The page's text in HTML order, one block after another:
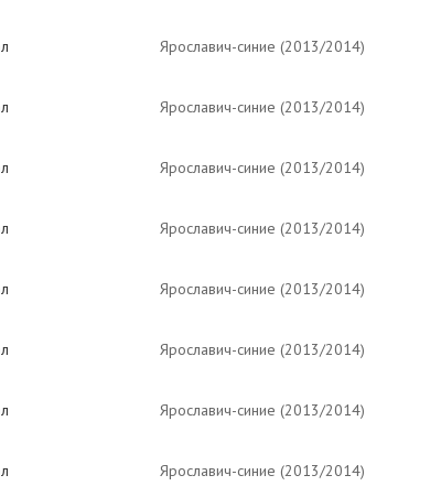
Ярославич-синие (2013/2014)
Ярославич-синие (2013/2014)
Ярославич-синие (2013/2014)
Ярославич-синие (2013/2014)
Ярославич-синие (2013/2014)
Ярославич-синие (2013/2014)
Ярославич-синие (2013/2014)
Ярославич-синие (2013/2014)